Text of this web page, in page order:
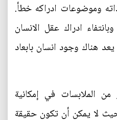
وموضوعات ادراكه خطأ.
ادراك عقل الانسان
هناك وجود انسان بابعاد
من الملابسات في إمكانية
حيث لا يمكن أن تكون حقيقة